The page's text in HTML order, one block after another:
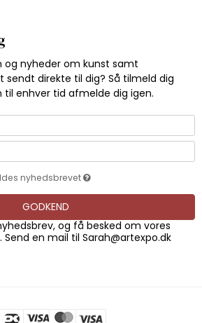
og nyheder om kunst samt
sendt direkte til dig? Så tilmeld dig
til enhver tid afmelde dig igen.
nyhedsbrevet
GODKEND
og få besked om vores
Send en mail til Sarah@artexpo.dk